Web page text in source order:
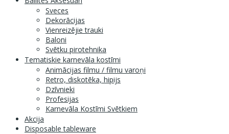
Sveces
Dekorācijas
Vienreizējie trauki
Baloni
Svētku pirotehnika
Tematiskie karnevāla kostīmi
Animācijas filmu / filmu varoņi
Retro, diskotēka, hipijs
Dzīvnieki
Profesijas
Karnevāla Kostīmi Svētkiem
Akcija
Disposable tableware